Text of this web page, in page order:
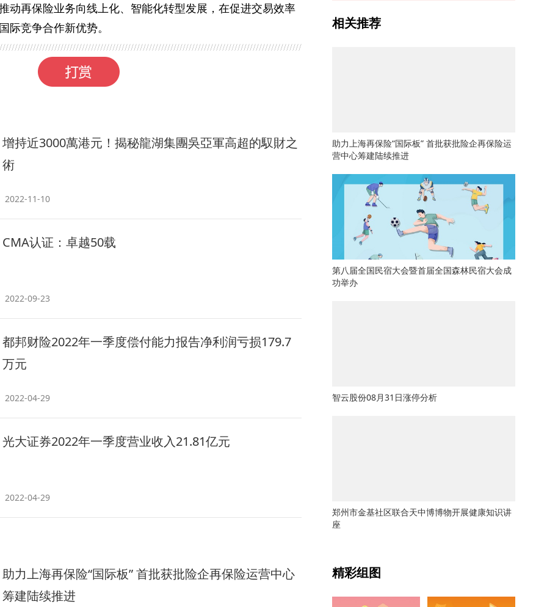
动再保险业务向线上化、智能化转型发展，在促进交易效率
际竞争合作新优势。
增持近3000萬港元！揭秘龍湖集團吳亞軍高超的馭財之
術
2022-11-10
CMA认证：卓越50载
2022-09-23
都邦财险2022年一季度偿付能力报告净利润亏损179.7
万元
2022-04-29
光大证券2022年一季度营业收入21.81亿元
2022-04-29
助力上海再保险“国际板” 首批获批险企再保险运营中心
筹建陆续推进
相关推荐
助力上海再保险“国际板” 首批获批险企再保险运
营中心筹建陆续推进
第八届全国民宿大会暨首届全国森林民宿大会成
功举办
智云股份08月31日涨停分析
郑州市金基社区联合天中博博物开展健康知识讲
座
精彩组图